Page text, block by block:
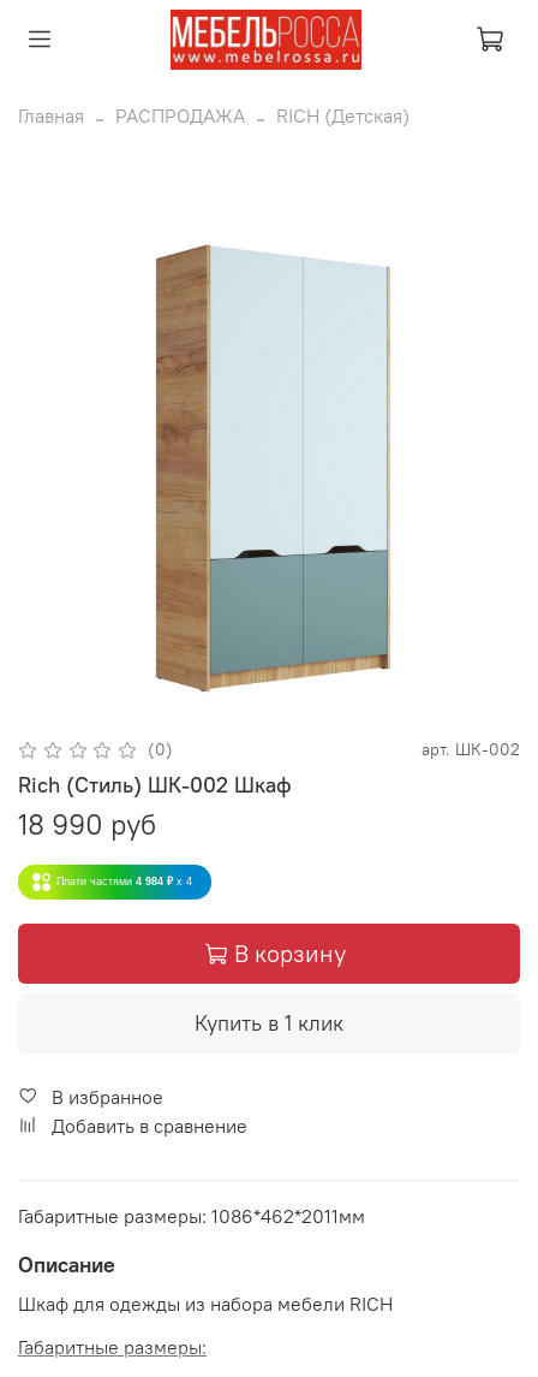
Главная РАСПРОДАЖА RICH (Детская)
(0) арт. ШК-002
Rich (Стиль) ШК-002 Шкаф
18 990 руб
Плати частями 4 984 ₽ x 4
В корзину
Купить в 1 клик
В избранное
Добавить в сравнение
Габаритные размеры: 1086*462*2011мм
Описание
Шкаф для одежды из набора мебели RICH
Габаритные размеры: